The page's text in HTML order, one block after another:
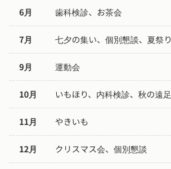
6月 歯科検診、お茶会
7月 七夕の集い、個別懇談、夏祭り
9月 運動会
10月 いもほり、内科検診、秋の遠足
11月 やきいも
12月 クリスマス会、個別懇談